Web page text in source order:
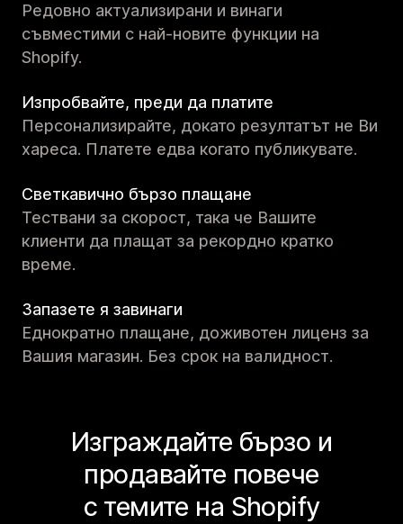
Редовно актуализирани и винаги
съвместими с най-новите функции на
Shopify.
Изпробвайте, преди да платите
Персонализирайте, докато резултатът не Ви
хареса. Платете едва когато публикувате.
Светкавично бързо плащане
Тествани за скорост, така че Вашите
клиенти да плащат за рекордно кратко
време.
Запазете я завинаги
Еднократно плащане, доживотен лиценз за
Вашия магазин. Без срок на валидност.
Изграждайте бързо и
продавайте повече
с темите на Shopify